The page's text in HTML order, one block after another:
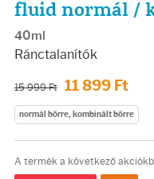
fluid normál /
40ml
Ránctalanítók
15 999 Ft 11 899 Ft
normál bőrre, kombinált bőrre
A termék a következő